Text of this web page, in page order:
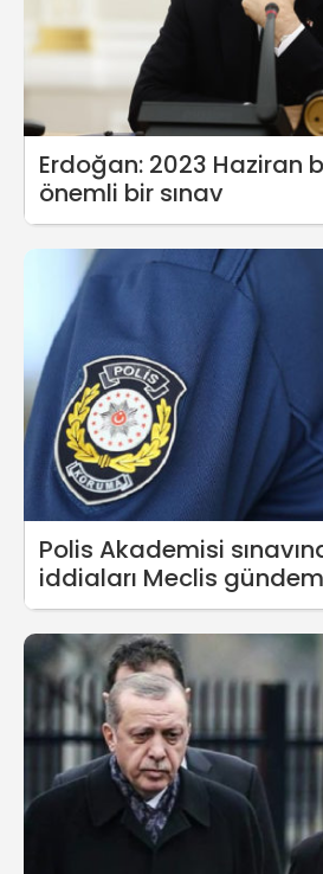
Erdoğan: 2023 Haziran
önemli bir sınav
Polis Akademisi
iddiaları Meclis